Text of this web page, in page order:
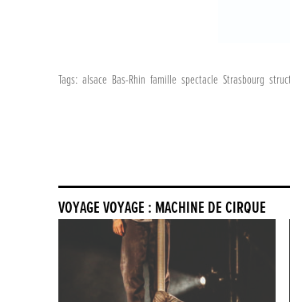
Tags: alsace Bas-Rhin famille spectacle Strasbourg
VOYAGE VOYAGE : MACHINE DE CIRQUE